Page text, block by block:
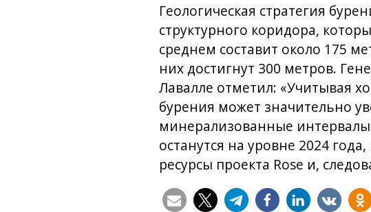
Геологическая стратегия
структурного коридора,
среднем составит около 175
них достигнут 300 метров.
Лавалле отметил: «Учитывая
бурения может значительно
минерализованные
останутся на уровне 2024
ресурсы проекта Rose и,